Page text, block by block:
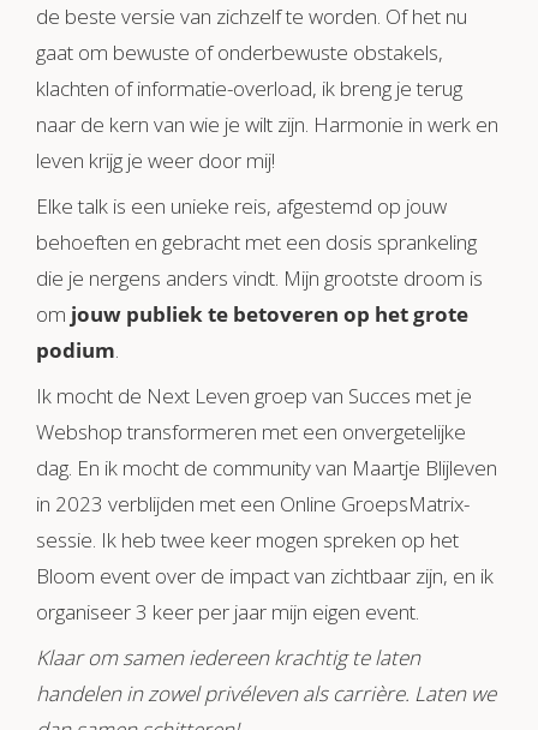
de beste versie van zichzelf te worden. Of het nu
gaat om bewuste of onderbewuste obstakels,
klachten of informatie-overload, ik breng je terug
naar de kern van wie je wilt zijn. Harmonie in werk en
leven krijg je weer door mij!
Elke talk is een unieke reis, afgestemd op jouw
behoeften en gebracht met een dosis sprankeling
die je nergens anders vindt. Mijn grootste droom is
om jouw publiek te betoveren op het grote
podium.
Ik mocht de Next Leven groep van Succes met je
Webshop transformeren met een onvergetelijke
dag. En ik mocht de community van Maartje Blijleven
in 2023 verblijden met een Online GroepsMatrix-
sessie. Ik heb twee keer mogen spreken op het
Bloom event over de impact van zichtbaar zijn, en ik
organiseer 3 keer per jaar mijn eigen event.
Klaar om samen iedereen krachtig te laten
handelen in zowel privéleven als carrière. Laten we